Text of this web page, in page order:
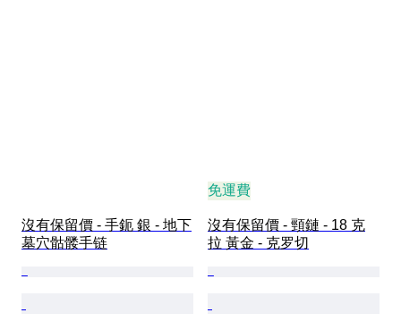
沒有保留價 - 手鈪 銀 - 地下
墓穴骷髅手链
免運費
沒有保留價 - 頸鏈 - 18 克
拉 黃金 - 克罗切